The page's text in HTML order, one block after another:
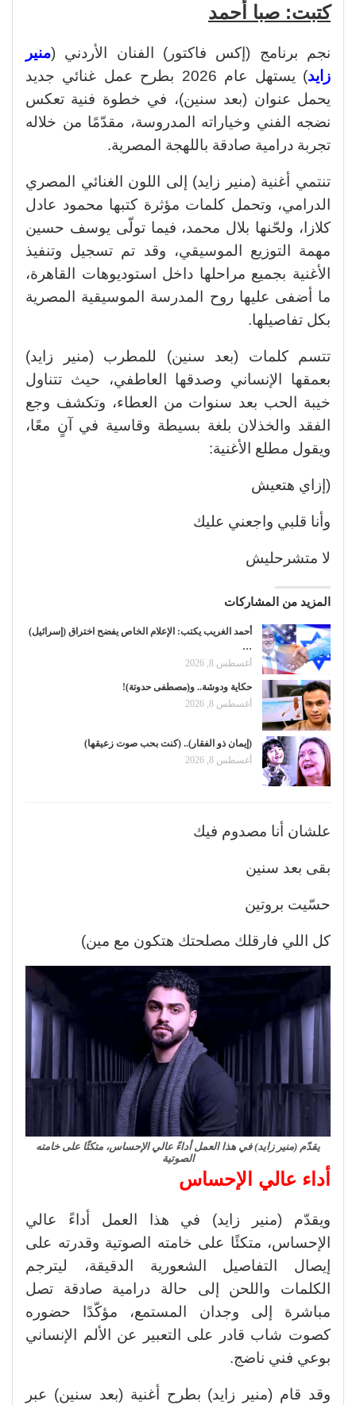
كتبت: صبا أحمد
نجم برنامج (إكس فاكتور) الفنان الأردني (منير
زايد
) يستهل عام 2026 بطرح عمل غنائي جديد
يحمل عنوان (بعد سنين)، في خطوة فنية تعكس
نضجه الفني وخياراته المدروسة، مقدّمًا من خلاله
تجربة درامية صادقة باللهجة المصرية.
تنتمي أغنية (منير زايد) إلى اللون الغنائي المصري
الدرامي، وتحمل كلمات مؤثرة كتبها محمود عادل
كلازا، ولحّنها بلال محمد، فيما تولّى يوسف حسين
مهمة التوزيع الموسيقي، وقد تم تسجيل وتنفيذ
الأغنية بجميع مراحلها داخل استوديوهات القاهرة،
ما أضفى عليها روح المدرسة الموسيقية المصرية
بكل تفاصيلها.
تتسم كلمات (بعد سنين) للمطرب (منير زايد)
بعمقها الإنساني وصدقها العاطفي، حيث تتناول
خيبة الحب بعد سنوات من العطاء، وتكشف وجع
الفقد والخذلان بلغة بسيطة وقاسية في آنٍ معًا،
ويقول مطلع الأغنية:
(إزاي هتعيش
وأنا قلبي واجعني عليك
لا متشرحليش
المزيد من المشاركات
أحمد الغريب يكتب: الإعلام الخاص يفضح اختراق (إسرائيل)
…
أغسطس 8, 2026
حكاية ودوشة.. و(مصطفى حدوتة)!
أغسطس 8, 2026
(إيمان ذو الفقار).. (كنت بحب صوت زعيقها)
أغسطس 8, 2026
علشان أنا مصدوم فيك
بقى بعد سنين
حسّيت بروتين
كل اللي فارقلك مصلحتك هتكون مع مين)
يقدّم (منير زايد) في هذا العمل أداءً عالي الإحساس، متكئًا على خامته
الصوتية
أداء عالي الإحساس
ويقدّم (منير زايد) في هذا العمل أداءً عالي
الإحساس، متكئًا على خامته الصوتية وقدرته على
إيصال التفاصيل الشعورية الدقيقة، ليترجم
الكلمات واللحن إلى حالة درامية صادقة تصل
مباشرة إلى وجدان المستمع، مؤكّدًا حضوره
كصوت شاب قادر على التعبير عن الألم الإنساني
بوعي فني ناضج.
وقد قام (منير زايد) بطرح أغنية (بعد سنين) عبر